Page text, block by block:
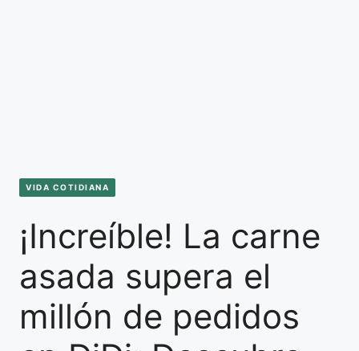
VIDA COTIDIANA
¡Increíble! La carne
asada supera el
millón de pedidos